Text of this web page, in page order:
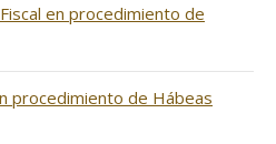
en procedimiento de
procedimiento de Hábeas